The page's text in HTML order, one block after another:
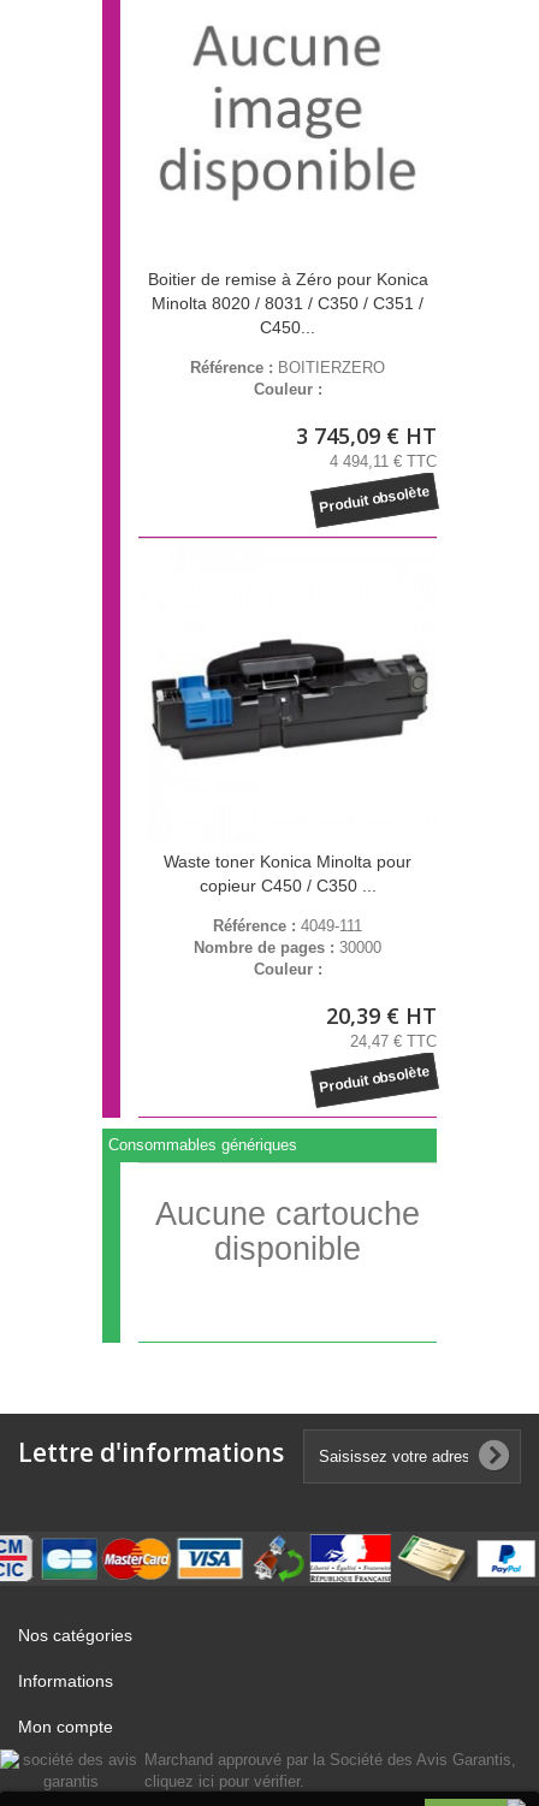
Boitier de remise à Zéro pour Konica
Minolta 8020 / 8031 / C350 / C351 /
C450...
Référence : BOITIERZERO
Couleur :
3 745,09 € HT
4 494,11 € TTC
Produit obsolète
Waste toner Konica Minolta pour
copieur C450 / C350 ...
Référence : 4049-111
Nombre de pages : 30000
Couleur :
20,39 € HT
24,47 € TTC
Produit obsolète
Consommables génériques
Aucune cartouche
disponible
Lettre d'informations
Nos catégories
Informations
Mon compte
Marchand approuvé par la Société des Avis Garantis,
cliquez ici pour vérifier.